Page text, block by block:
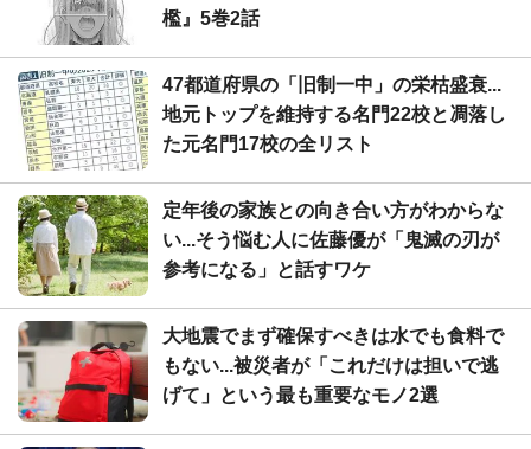
檻』5巻2話
47都道府県の「旧制一中」の栄枯盛衰...
地元トップを維持する名門22校と凋落し
た元名門17校の全リスト
定年後の家族との向き合い方がわからな
い...そう悩む人に佐藤優が「鬼滅の刃が
参考になる」と話すワケ
大地震でまず確保すべきは水でも食料で
もない...被災者が「これだけは担いで逃
げて」という最も重要なモノ2選